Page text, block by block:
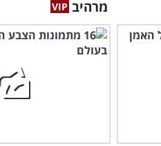
3:15
מרהיב